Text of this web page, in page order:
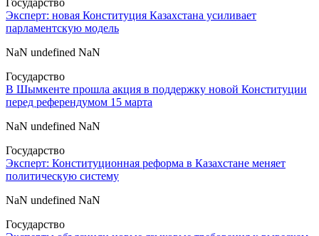
Эксперт: новая Конституция Казахстана усиливает
парламентскую модель
NaN undefined NaN
Государство
В Шымкенте прошла акция в поддержку новой Конституции
перед референдумом 15 марта
NaN undefined NaN
Государство
Эксперт: Конституционная реформа в Казахстане меняет
политическую систему
NaN undefined NaN
Государство